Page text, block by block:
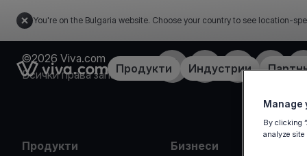
You're on the Bulgaria website. Choose your country to see location-
Link to the homepageПродукти Индустрии
©2026 Viva.com
Всички права запазени
Facebook
X LinkedIn
Продукти
Бизнеси
Manage
By clicking
analyze